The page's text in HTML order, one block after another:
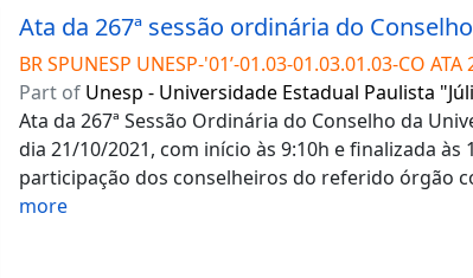
BR SPUNESP UNESP-'01’-01.03-01.03.01.03-CO ATA
Part of Unesp - Universidade Estadual Paulista
Ata da 267ª Sessão Ordinária do Conselho da
dia 21/10/2021, com início às 9:10h e finalizada
participação dos conselheiros do referido órgão
more